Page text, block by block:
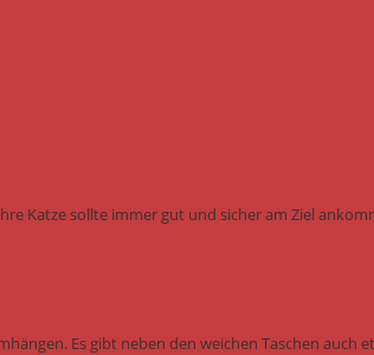
Katze sollte immer gut und sicher am Ziel
Es gibt neben den weichen Taschen auch